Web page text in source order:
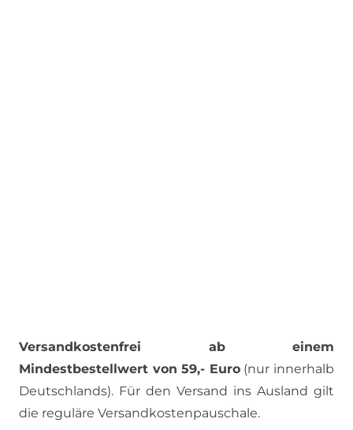
Versandkostenfrei ab einem
Mindestbestellwert von 59,- Euro(nur innerhalb
Deutschlands). Für den Versand ins Ausland gilt
die reguläre Versandkostenpauschale.